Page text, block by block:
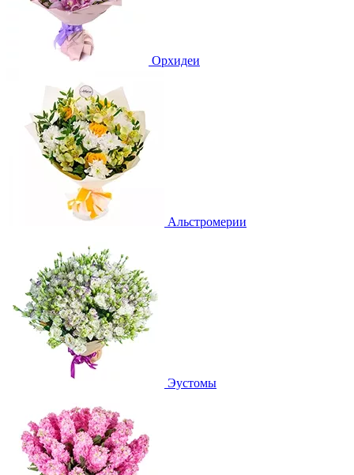
Орхидеи
Альстромерии
Эустомы